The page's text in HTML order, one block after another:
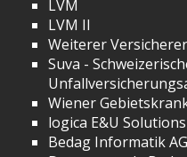
LVM
LVM II
Weiterer Versicherer
Suva -
Wiener
logica E&U
Bedag Informatik AG